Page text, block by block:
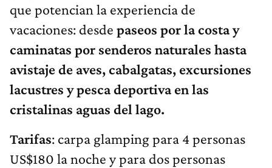
que potencian la experiencia de
vacaciones: desde paseos por la costa y
caminatas por senderos naturales hasta
avistaje de aves, cabalgatas, excursiones
lacustres y pesca deportiva en las
cristalinas aguas del lago.
Tarifas: carpa glamping para 4 personas
US$180 la noche y para dos personas